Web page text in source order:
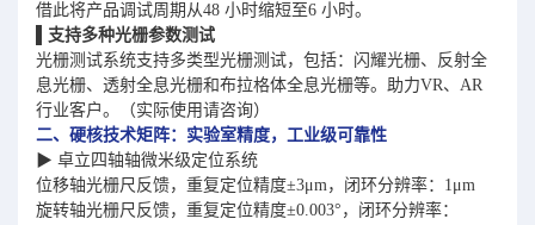
借此将产品调试周期从48 小时缩短至6 小时。
支持多种光栅参数测试
光栅测试系统支持多类型光栅测试，包括：闪耀光栅、反射全
息光栅、透射全息光栅和布拉格体全息光栅等。助力VR、AR
行业客户。（实际使用请咨询）
二、硬核技术矩阵：实验室精度，工业级可靠性
▶ 卓立四轴轴微米级定位系统
位移轴光栅尺反馈，重复定位精度±3μm，闭环分辨率：1μm
旋转轴光栅尺反馈，重复定位精度±0.003°，闭环分辨率：